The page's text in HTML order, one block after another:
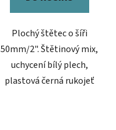
Plochý štětec o šíři
50mm/2". Štětinový mix,
uchycení bílý plech,
plastová černá rukojeť